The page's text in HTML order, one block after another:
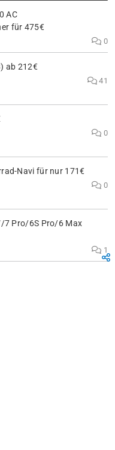
AC
für 475€
0
ab 212€
41
0
Navi für nur 171€
0
7 Pro/6S Pro/6 Max
1